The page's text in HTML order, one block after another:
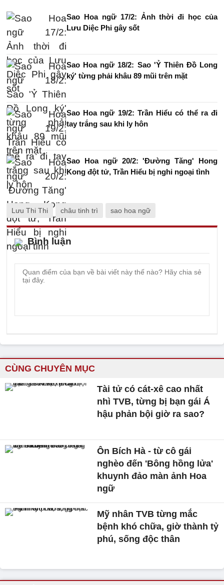
Sao Hoa ngữ 17/2: Ảnh thời đi học của
Lưu Diệc Phi gây sốt
Sao Hoa ngữ 18/2: Sao 'Ỷ Thiên Đồ Long
ký' từng phải khâu 89 mũi trên mặt
Sao Hoa ngữ 19/2: Trần Hiểu có thể ra đi
tay trắng sau khi ly hôn
Sao Hoa ngữ 20/2: 'Đường Tăng' Hong
Kong đột tử, Trần Hiểu bị nghi ngoại tình
Lưu Thi Thi châu tinh trì sao hoa ngữ
Bình luận
CÙNG CHUYÊN MỤC
Tài tử có cát-xê cao nhất
nhì TVB, từng bị bạn gái Á
hậu phản bội giờ ra sao?
Ôn Bích Hà - từ cô gái
nghèo đến 'Bông hồng lửa'
khuynh đảo màn ảnh Hoa
ngữ
Mỹ nhân TVB từng mắc
bệnh khó chữa, giờ thành tỷ
phú, sống độc thân